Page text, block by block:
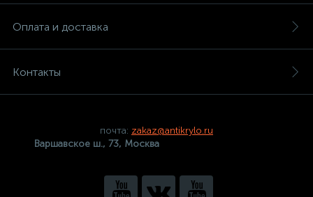
Оплата и доставка
Контакты
почта: zakaz@antikrylo.ru
Варшавское ш., 73, Москва